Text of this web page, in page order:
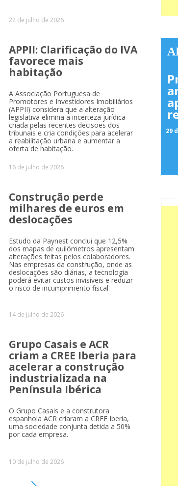
22 de julho de 2026
APPII: Clarificação do IVA
favorece mais
habitação
A Associação Portuguesa de
Promotores e Investidores Imobiliários
(APPII) considera que a alteração
legislativa elimina a incerteza jurídica
criada pelas recentes decisões dos
tribunais e cria condições para acelerar
a reabilitação urbana e aumentar a
oferta de habitação.
16 de julho de 2026
Construção perde
milhares de euros em
deslocações
Estudo da Paynest conclui que 12,5%
dos mapas de quilómetros apresentam
alterações feitas pelos colaboradores.
Nas empresas da construção, onde as
deslocações são diárias, a tecnologia
poderá evitar custos invisíveis e reduzir
o risco de incumprimento fiscal.
14 de julho de 2026
Grupo Casais e ACR
criam a CREE Iberia para
acelerar a construção
industrializada na
Península Ibérica
O Grupo Casais e a construtora
espanhola ACR criaram a CREE Iberia,
uma sociedade conjunta detida a 50%
por cada empresa.
10 de julho de 2026
29